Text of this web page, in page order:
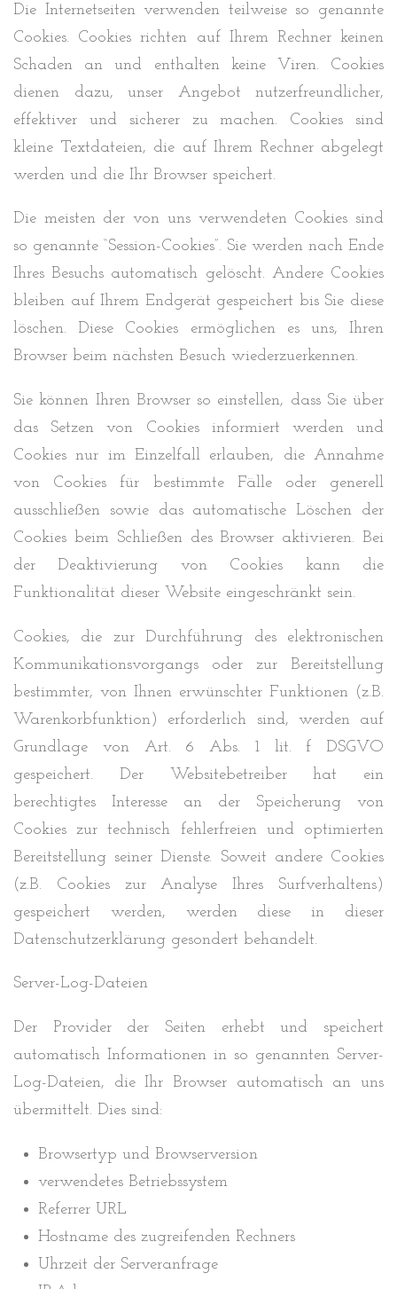
Die Internetseiten verwenden teilweise so genannte
Cookies. Cookies richten auf Ihrem Rechner keinen
Schaden an und enthalten keine Viren. Cookies
dienen dazu, unser Angebot nutzerfreundlicher,
effektiver und sicherer zu machen. Cookies sind
kleine Textdateien, die auf Ihrem Rechner abgelegt
werden und die Ihr Browser speichert.
Die meisten der von uns verwendeten Cookies sind
so genannte “Session-Cookies”. Sie werden nach Ende
Ihres Besuchs automatisch gelöscht. Andere Cookies
bleiben auf Ihrem Endgerät gespeichert bis Sie diese
löschen. Diese Cookies ermöglichen es uns, Ihren
Browser beim nächsten Besuch wiederzuerkennen.
Sie können Ihren Browser so einstellen, dass Sie über
das Setzen von Cookies informiert werden und
Cookies nur im Einzelfall erlauben, die Annahme
von Cookies für bestimmte Fälle oder generell
ausschließen sowie das automatische Löschen der
Cookies beim Schließen des Browser aktivieren. Bei
der Deaktivierung von Cookies kann die
Funktionalität dieser Website eingeschränkt sein.
Cookies, die zur Durchführung des elektronischen
Kommunikationsvorgangs oder zur Bereitstellung
bestimmter, von Ihnen erwünschter Funktionen (z.B.
Warenkorbfunktion) erforderlich sind, werden auf
Grundlage von Art. 6 Abs. 1 lit. f DSGVO
gespeichert. Der Websitebetreiber hat ein
berechtigtes Interesse an der Speicherung von
Cookies zur technisch fehlerfreien und optimierten
Bereitstellung seiner Dienste. Soweit andere Cookies
(z.B. Cookies zur Analyse Ihres Surfverhaltens)
gespeichert werden, werden diese in dieser
Datenschutzerklärung gesondert behandelt.
Server-Log-Dateien
Der Provider der Seiten erhebt und speichert
automatisch Informationen in so genannten Server-
Log-Dateien, die Ihr Browser automatisch an uns
übermittelt. Dies sind:
Browsertyp und Browserversion
verwendetes Betriebssystem
Referrer URL
Hostname des zugreifenden Rechners
Uhrzeit der Serveranfrage